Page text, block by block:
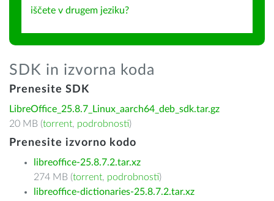
iščete v drugem jeziku?
SDK in izvorna koda
Prenesite SDK
LibreOffice_25.8.7_Linux_aarch64_deb_sdk.tar.gz
20 MB (torrent, podrobnosti)
Prenesite izvorno kodo
libreoffice-25.8.7.2.tar.xz
274 MB (torrent, podrobnosti)
libreoffice-dictionaries-25.8.7.2.tar.xz